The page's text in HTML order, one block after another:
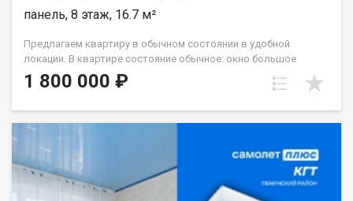
панель, 8 этаж, 16.7 м²
Предлагаем квартиру в обычном состоянии в удобной
локации. В квартире состояние обычное: окно большое
стеклопакет, с/у кафель. Хорошая транспортная
развязка,вся необходимая инфраструктура рядом.
1 800 000 ₽